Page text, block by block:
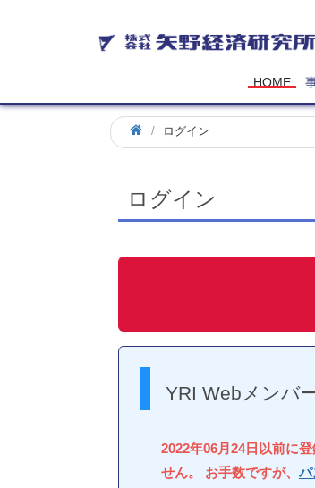
矢
野
研
究
所
HOME
ログイン
ログイン
YRI Webメンバ
2022年06月24日以前に
せん。 お手数ですが、 パ